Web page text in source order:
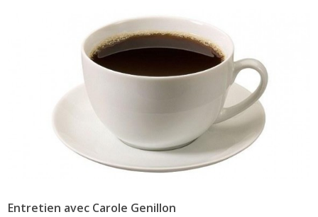
Entretien avec Carole Genillon